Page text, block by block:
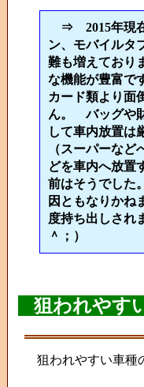
⇒ 2015年現在
ン、モバイルタ
難も増えており
な機能が豊富で
カード類より面
ん。 バッグや
して車内放置は
（スーパーな
どを車内へ放
前はそうでした
因ともなりかね
度持ち出しされ
＾；）
狙われやす
狙われやすい車種